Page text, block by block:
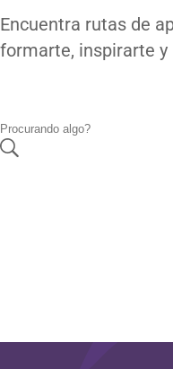
Encuentra rutas de
formarte, inspirarte